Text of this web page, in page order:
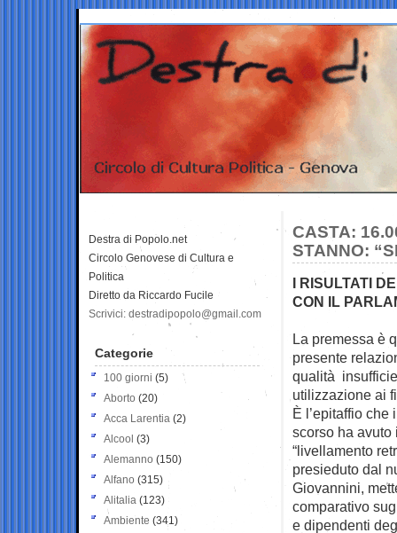
CASTA:
STANNO:
I RISULTATI
CON IL
La premessa è
presente
qualità
utilizzazione ai
È l’epitaffio
scorso ha
“livellamento
presieduto dal
Giovannini,
comparativo
e dipendenti
Destra di Popolo.net
Circolo Genovese di Cultura e
Politica
Diretto da Riccardo Fucile
Scrivici: destradipopolo@gmail.com
Categorie
100 giorni (5)
Aborto (20)
Acca Larentia (2)
Alcool (3)
Alemanno (150)
Alfano (315)
Alitalia (123)
Ambiente (341)